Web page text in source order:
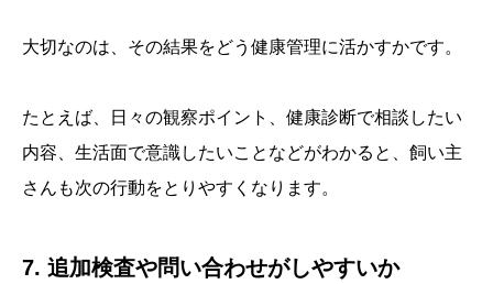
大切なのは、その結果をどう健康管理に活かすかです。
たとえば、日々の観察ポイント、健康診断で相談したい
内容、生活面で意識したいことなどがわかると、飼い主
さんも次の行動をとりやすくなります。
7. 追加検査や問い合わせがしやすいか